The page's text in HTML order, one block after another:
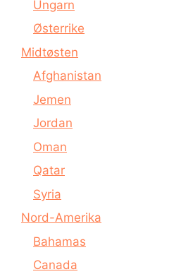
Ungarn
Østerrike
Midtøsten
Afghanistan
Jemen
Jordan
Oman
Qatar
Syria
Nord-Amerika
Bahamas
Canada